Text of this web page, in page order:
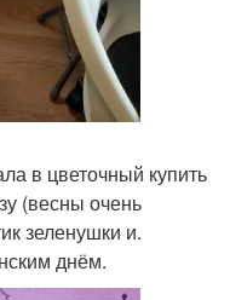
в цветочный купить
(весны очень
зеленушки и.
днём.